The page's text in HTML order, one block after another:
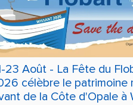
23 Août - La Fête du
célèbre le patrimoine
de la Côte d'Opale à